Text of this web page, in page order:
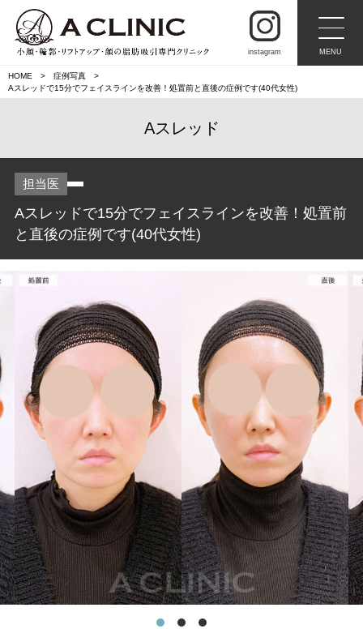
instagram MENU
HOME
症例写真
Aスレッドで15分でフェイスラインを改善！処置前と直後の症例です(40代女性)
Aスレッド
担当医
Aスレッドで15分でフェイスラインを改善！処置前
と直後の症例です(40代女性)